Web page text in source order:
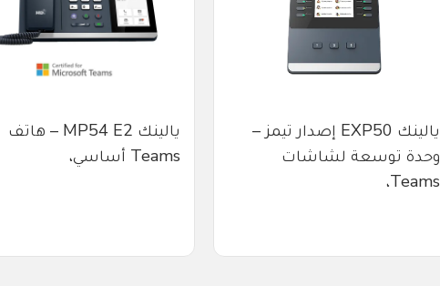
يالينك MP54 E2 – هاتف
Teams أساسي،
يالينك EXP50 إصدار تيمز –
وحدة توسعة لشاشات
Teams،